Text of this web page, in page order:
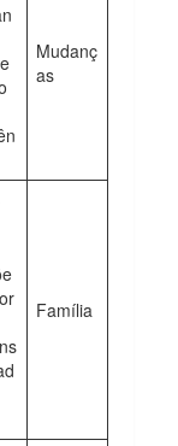
Mudanç
as
Família